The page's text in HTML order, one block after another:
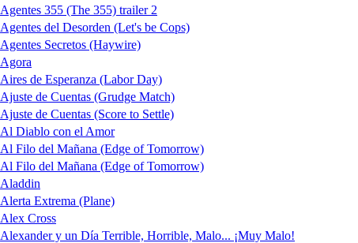
Agentes 355 (The 355) trailer 2
Agentes del Desorden (Let's be Cops)
Agentes Secretos (Haywire)
Agora
Aires de Esperanza (Labor Day)
Ajuste de Cuentas (Grudge Match)
Ajuste de Cuentas (Score to Settle)
Al Diablo con el Amor
Al Filo del Mañana (Edge of Tomorrow)
Al Filo del Mañana (Edge of Tomorrow)
Aladdin
Alerta Extrema (Plane)
Alex Cross
Alexander y un Día Terrible, Horrible, Malo... ¡Muy Malo!